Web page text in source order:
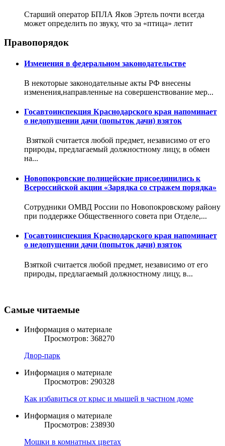
Старший оператор БПЛА Яков Эртель почти всегда
может определить по звуку, что за «птица» летит
Правопорядок
Изменения в федеральном законодательстве
В некоторые законодательные акты РФ внесены
изменения,направленные на совершенствование мер...
Госавтоинспекция Краснодарского края напоминает
о недопущении дачи (попыток дачи) взяток
Взяткой считается любой предмет, независимо от его
природы, предлагаемый должностному лицу, в обмен
на...
Новопокровские полицейские присоединились к
Всероссийской акции «Зарядка со стражем порядка»
Сотрудники ОМВД России по Новопокровскому району
при поддержке Общественного совета при Отделе,...
Госавтоинспекция Краснодарского края напоминает
о недопущении дачи (попыток дачи) взяток
Взяткой считается любой предмет, независимо от его
природы, предлагаемый должностному лицу, в...
Самые читаемые
Информация о материале
Просмотров: 368270
Двор-парк
Информация о материале
Просмотров: 290328
Как избавиться от крыс и мышей в частном доме
Информация о материале
Просмотров: 238930
Мошки в комнатных цветах